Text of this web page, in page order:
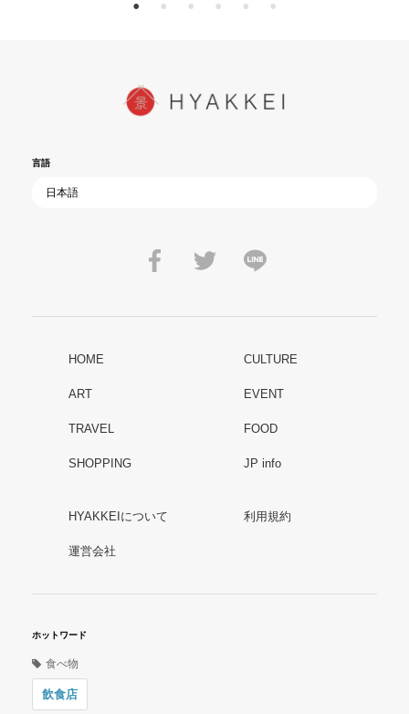
言語
HOME CULTURE
ART EVENT
TRAVEL FOOD
SHOPPING JP info
HYAKKEIについて 利用規約
運営会社
ホットワード
食べ物
飲食店